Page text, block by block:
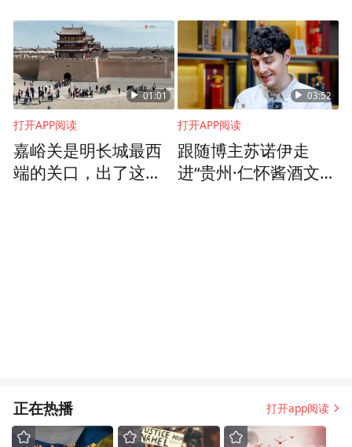
01:01
打开APP阅读
嘉峪关是明长城最西
端的关口，出了这道
03:52
打开APP阅读
跟随博主苏诺伊走
进“贵州·仁怀酱酒文化
正在热播 打开app阅读